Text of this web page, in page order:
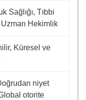
Sağlığı, Tıbbi
Uzman Hekimlik
Küresel ve
niyet
otorite